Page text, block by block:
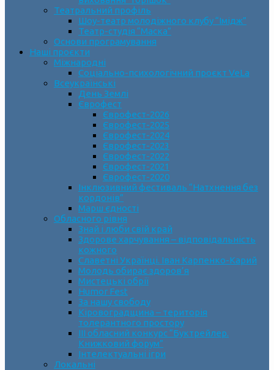
Театральний профіль
Шоу-театр молодіжного клубу “Імідж”
Театр-студія “Маска”
Основи програмування
Наші проєкти
Міжнародні
Соціально-психологічний проєкт VeLa
Всеукраїнські
День Землі
Єврофест
Єврофест-2026
Єврофест-2025
Єврофест-2024
Єврофест-2023
Єврофест-2022
Єврофест-2021
Єврофест-2020
Інклюзивний фестиваль “Натхнення без
кордонів”
Марш єдності
Обласного рівня
Знай і люби свій край
Здорове харчування – відповідальність
кожного
Славетні Українці. Іван Карпенко-Карий
Молодь обирає здоров’я
Мистецькі обрії
Humor Fest
За нашу свободу
Кіровоградщина – територія
толерантного простору
ІII обласний конкурс “Буктрейлер.
Книжковий форум”
Інтелектуальні ігри
Локальні